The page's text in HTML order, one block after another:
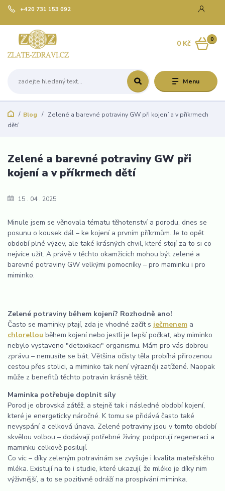
Menu
+420 731 153 092
0
0 Kč
Blog
Zelené a barevné potraviny GW při kojení a v příkrmech
dětí
15 04 2025
Zelené a barevné potraviny GW při
kojení a v příkrmech dětí
Minule jsem se věnovala tématu těhotenství a porodu, dnes se
posunu o kousek dál – ke kojení a prvním příkrmům. Je to opět
období plné výzev, ale také krásných chvil, které stojí za to si co
nejvíce užít. A právě v těchto okamžicích mohou být zelené a
barevné potraviny GW velkými pomocníky – pro maminku i pro
miminko.
Zelené potraviny během kojení? Rozhodně ano!
Často se maminky ptají, zda je vhodné začít s ječmenem a
chlorellou během kojení nebo jestli je lepší počkat, aby miminko
nebylo vystaveno "detoxikaci" organismu. Mám pro vás dobrou
zprávu – nemusíte se bát. Většina očisty těla probíhá přirozenou
cestou přes stolici, a miminko tak není výrazněji zatížené. Naopak
může z benefitů těchto potravin krásně těžit.
Maminka potřebuje doplnit síly
Porod je obrovská zátěž, a stejně tak i následné období kojení,
které je energeticky náročné. K tomu se přidává často také
nevyspání a celková únava. Zelené potraviny jsou v tomto období
skvělou volbou – dodávají potřebné živiny, podporují regeneraci a
maminku celkově posilují.
Co víc – díky zeleným potravinám se zvyšuje i kvalita mateřského
mléka. Existují na to i studie, které ukazují, že mléko je díky nim
výživnější, a to se pozitivně odráží na prospívání miminka.